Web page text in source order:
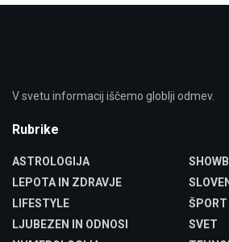
V svetu informacij iščemo globlji odmev.
Rubrike
ASTROLOGIJA
LEPOTA IN ZDRAVJE
LIFESTYLE
LJUBEZEN IN ODNOSI
ŠPORT
SVET